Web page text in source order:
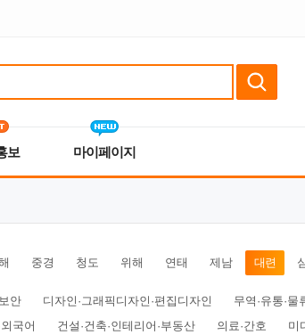
보 마이페이지
중경 청도 위해 연태 제남 대련
안 디자인·그래픽디자인·편집디자인
무역·유통·물
국어 건설·건축·인테리어·부동산 의료·간호 미